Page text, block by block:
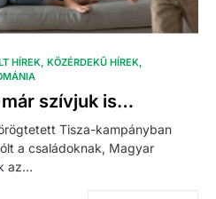
HÍREK KÖZÉRDEKŰ HÍREK
szívjuk is…
Tisza-kampányban
a családoknak, Magyar
az…